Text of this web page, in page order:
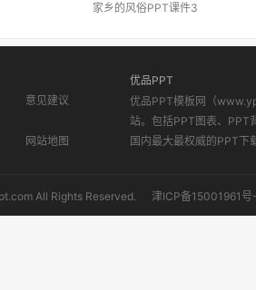
家乡的风俗PPT课件3
意见建议
网站地图
优品PPT
优品PPT模板网（
站。包括PPT图表、PPT
国内最大最权威的PPT下
All Rights Reserved. 津ICP备15001961号